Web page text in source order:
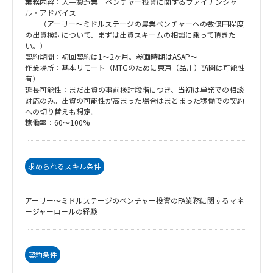
ル・アドバイス
（アーリー～ミドルステージの農業ベンチャーへの数億円程度
の出資検討について、まずは出資スキームの相談に乗って頂きた
い。）
契約期間：初回契約は1～2ヶ月。参画時期はASAP～
作業場所：基本リモート（MTGのために東京（品川）訪問は可能性
有）
延長可能性：まだ出資の事前検討段階につき、当初は単発での相談
対応のみ。出資の可能性が高まった場合はまとまった稼働での契約
への切り替えも想定。
稼働率：60～100%
求められるスキル条件
アーリー～ミドルステージのベンチャー投資のFA業務に関するマネ
ージャーロールの経験
契約条件